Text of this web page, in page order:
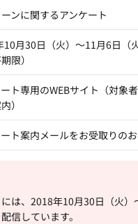
ンに関するアンケート
10月30日（火）～11月6日（
限）
ト専用のWEBサイト（対象
）
ト案内メールをお受取りの
は、2018年10月30日（火）
信しています。